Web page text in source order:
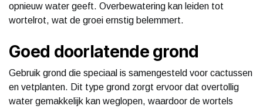
opnieuw water geeft. Overbewatering kan leiden tot
wortelrot, wat de groei ernstig belemmert.
Goed doorlatende grond
Gebruik grond die speciaal is samengesteld voor cactussen
en vetplanten. Dit type grond zorgt ervoor dat overtollig
water gemakkelijk kan weglopen, waardoor de wortels